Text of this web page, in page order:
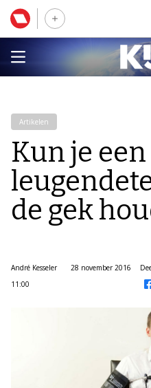
Artikelen
Kun je een
de gek
André Kesseler
28 november 2016
11:00